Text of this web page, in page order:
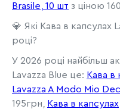
Brasile, 10 шт з ціною
💎 Які Кава в капсулах
році?
У 2026 році найбільш
Lavazza Blue це: Кава в
Lavazza A Modo Mio
195грн,
Кава в